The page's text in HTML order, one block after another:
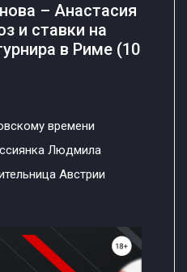
– Анастасия
и ставки на
в Риме (10
времени
Людмила
Австрии